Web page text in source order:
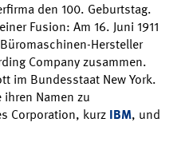
den 100. Geburtstag.
Fusion: Am 16. Juni 1911
Hersteller
Company zusammen.
im Bundesstaat New York.
ihren Namen zu
Corporation, kurz IBM, und